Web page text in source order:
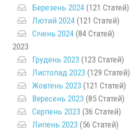
Березень 2024 (121 Статей)
Лютий 2024 (121 Статей)
Січень 2024 (84 Статей)
2023
Грудень 2023 (123 Статей)
Листопад 2023 (129 Статей)
Жовтень 2023 (121 Статей)
Вересень 2023 (85 Статей)
Серпень 2023 (36 Статей)
Липень 2023 (56 Статей)